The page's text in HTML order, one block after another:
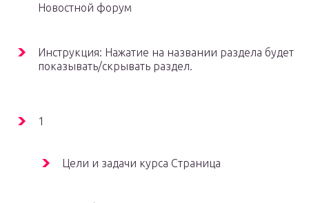
Новостной форум
Инструкция: Нажатие на названии раздела будет
показывать/скрывать раздел.
1
Цели и задачи курса Страница